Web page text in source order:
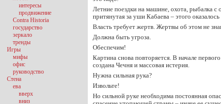
Летние поездки на машине, охота, рыбалка
притянутая за уши Кабаева – этого
Власть требует жертв. Жертвы об этом не
Должна быть угроза.
Обеспечим!
Картина снова повторяется. В начале
создана Чечня и массовая истерия.
Нужна сильная рука?
Извольте!
Но сильной руке необходима постоянная
интересы
продвижение
Contra Historia
государство
зеркало
тренды
Игры
мифы
офис
руководство
Стена
ева
вверх
вниз